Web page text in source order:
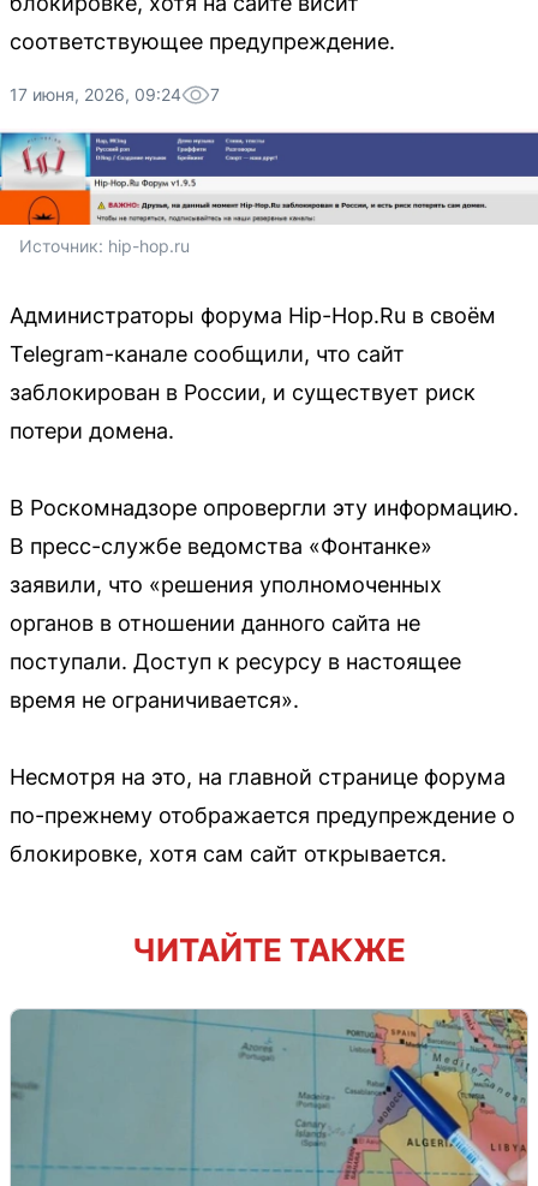
соответствующее предупреждение.
17 июня, 2026, 09:24 7
Источник: hip-hop.ru
Администраторы форума Hip-Hop.Ru в своём
Telegram-канале сообщили, что сайт
заблокирован в России, и существует риск
потери домена.
В Роскомнадзоре опровергли эту информацию.
В пресс-службе ведомства «Фонтанке»
заявили, что «решения уполномоченных
органов в отношении данного сайта не
поступали. Доступ к ресурсу в настоящее
время не ограничивается».
Несмотря на это, на главной странице форума
по-прежнему отображается предупреждение о
блокировке, хотя сам сайт открывается.
ЧИТАЙТЕ ТАКЖЕ